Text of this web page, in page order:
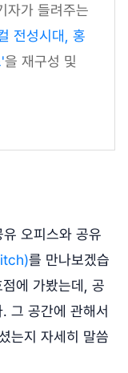
자가 들려주는
전성시대, 홍
을 재구성 및
오피스와 공유
를 만나보겠습
에 가봤는데, 공
그 공간에 관해서
는지 자세히 말씀